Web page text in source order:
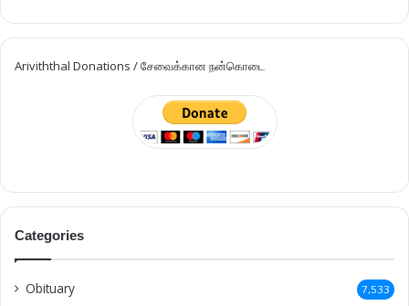
Canada 1,964
Vavuniya
Pungudutivu 258
Kilinochchi 248